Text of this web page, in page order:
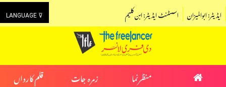
LANGUAGE ⊽ اسسٹنٹ ایڈیٹر: ابن کلیم ایڈیٹر: ابوالمیزان
منظرنما زمرہ جات
قلم کارواں